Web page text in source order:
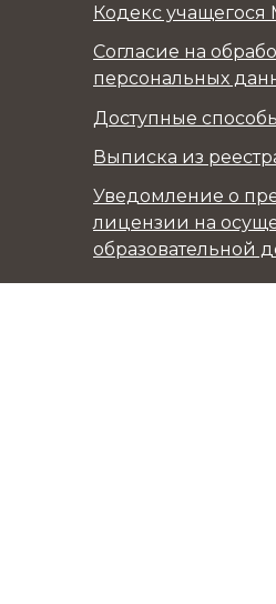
Кодекс учащегося
Уведомление о
лицензии на
образовательной
Выписка из
Доступные
Согласие на
персональных